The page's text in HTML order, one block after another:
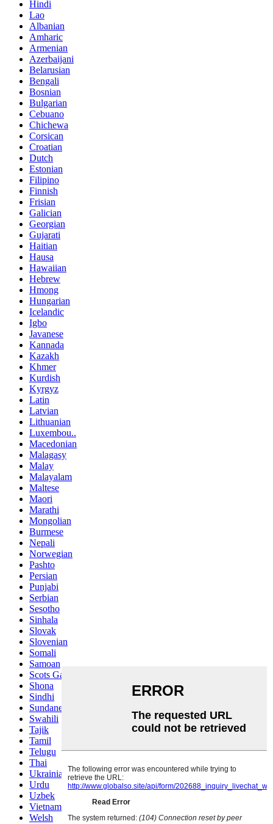
Hindi
Lao
Albanian
Amharic
Armenian
Azerbaijani
Belarusian
Bengali
Bosnian
Bulgarian
Cebuano
Chichewa
Corsican
Croatian
Dutch
Estonian
Filipino
Finnish
Frisian
Galician
Georgian
Gujarati
Haitian
Hausa
Hawaiian
Hebrew
Hmong
Hungarian
Icelandic
Igbo
Javanese
Kannada
Kazakh
Khmer
Kurdish
Kyrgyz
Latin
Latvian
Lithuanian
Luxembou..
Macedonian
Malagasy
Malay
Malayalam
Maltese
Maori
Marathi
Mongolian
Burmese
Nepali
Norwegian
Pashto
Persian
Punjabi
Serbian
Sesotho
Sinhala
Slovak
Slovenian
Somali
Samoan
Scots Gaelic
Shona
Sindhi
Sundanese
Swahili
Tajik
Tamil
Telugu
Thai
Ukrainian
Urdu
Uzbek
Vietnamese
Welsh